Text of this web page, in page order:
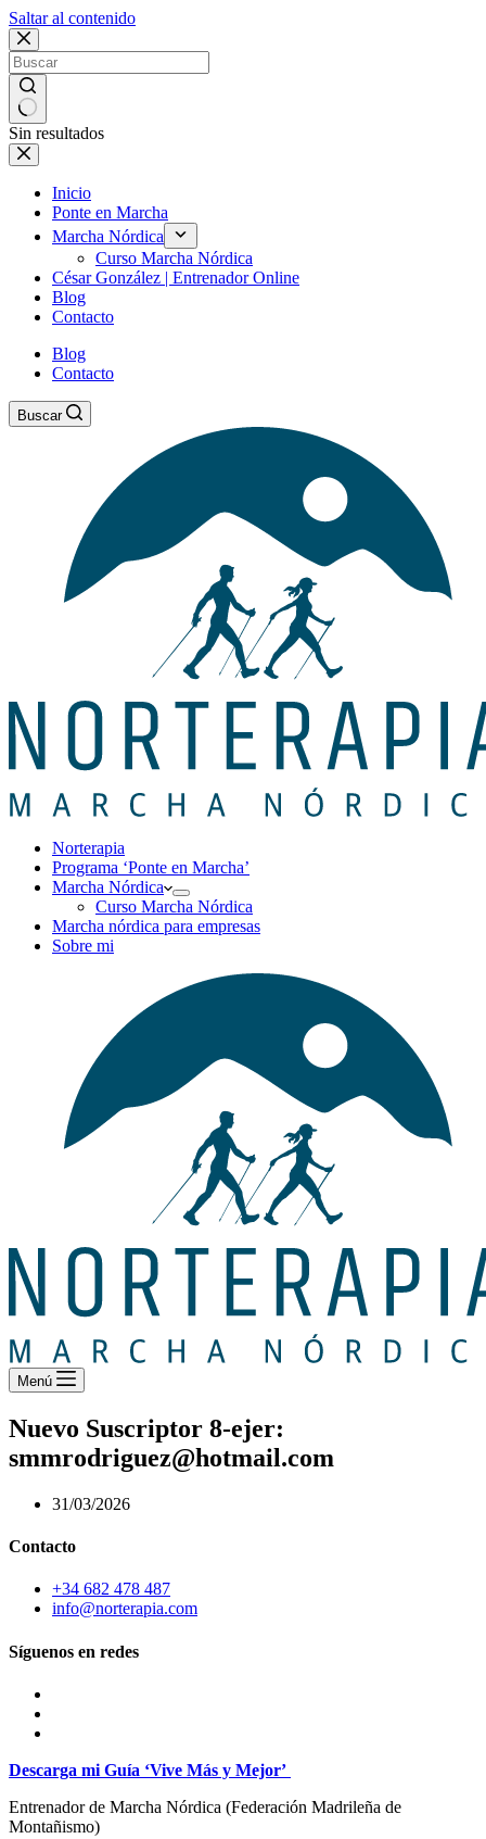
Saltar al contenido
Sin resultados
Inicio
Ponte en Marcha
Marcha Nórdica
Curso Marcha Nórdica
César González | Entrenador Online
Blog
Contacto
Blog
Contacto
Buscar
Norterapia
Programa ‘Ponte en Marcha’
Marcha Nórdica
Curso Marcha Nórdica
Marcha nórdica para empresas
Sobre mi
Menú
Nuevo Suscriptor 8-ejer:
smmrodriguez@hotmail.com
31/03/2026
Contacto
+34 682 478 487
info@norterapia.com
Síguenos en redes
Descarga mi Guía ‘Vive Más y Mejor’
Entrenador de Marcha Nórdica (Federación Madrileña de
Montañismo)